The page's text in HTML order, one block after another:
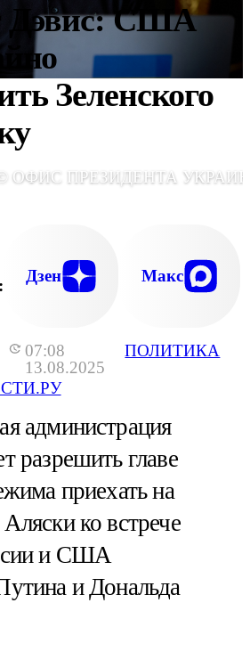
07:08
13.08.2025
ПОЛИТИКА
Дэвис: США
Зеленского
ОФИС ПРЕЗИДЕНТА
Дзен Макс
администрация
разрешить главе
приехать на
ко встрече
и США
и Дональда